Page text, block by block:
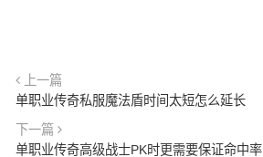
上一篇
单职业传奇私服魔法盾时间太短怎么延长
下一篇
单职业传奇高级战士PK时更需要保证命中率